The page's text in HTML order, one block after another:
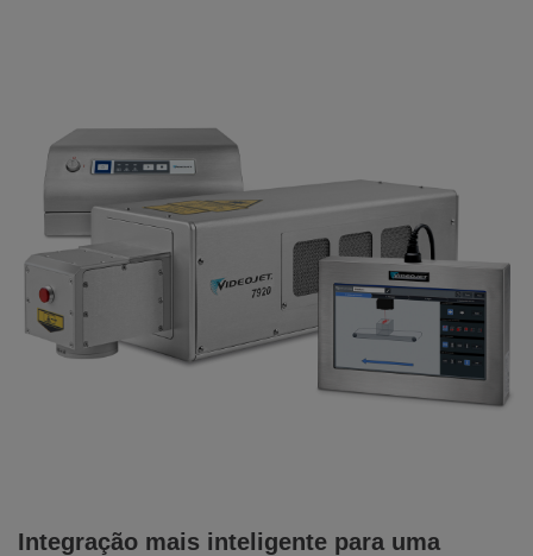
Integração mais inteligente para uma